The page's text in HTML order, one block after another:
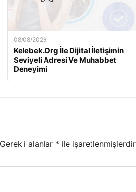
08/08/2026
Kelebek.Org İle Dijital İletişimin
Seviyeli Adresi Ve Muhabbet
Deneyimi
Gerekli alanlar * ile işaretlenmişlerdir